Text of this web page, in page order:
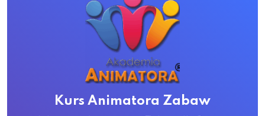
Kurs Animatora Zabaw